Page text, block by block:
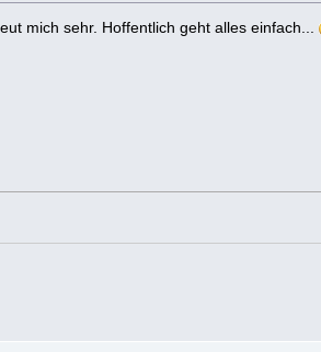
mich sehr. Hoffentlich geht alles einfach...